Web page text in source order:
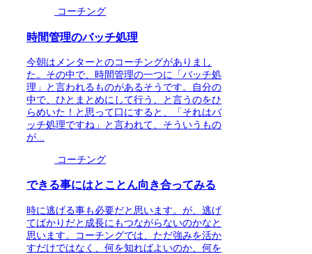
コーチング
時間管理のバッチ処理
今朝はメンターとのコーチングがありまし
た。その中で、時間管理の一つに「バッチ処
理」と言われるものがあるそうです。自分の
中で、ひとまとめにして行う、と言うのをひ
らめいた！と思って口にすると、「それはバ
ッチ処理ですね」と言われて、そういうもの
が...
コーチング
できる事にはとことん向き合ってみる
時に逃げる事も必要だと思います。が、逃げ
てばかりだと成長にもつながらないのかなと
思います。コーチングでは、ただ強みを活か
すだけではなく、何を知ればよいのか、何を